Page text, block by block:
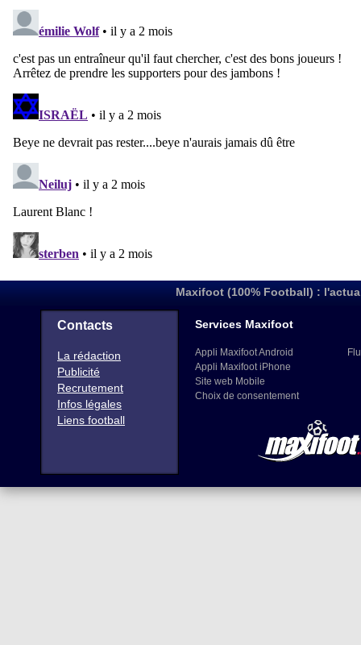
Maxifoot (100% Football) :
Contacts
La rédaction
Publicité
Recrutement
Infos légales
Liens football
Services Maxifoot
Appli Maxifoot Android
Appli Maxifoot iPhone
Site web Mobile
Choix de consentement